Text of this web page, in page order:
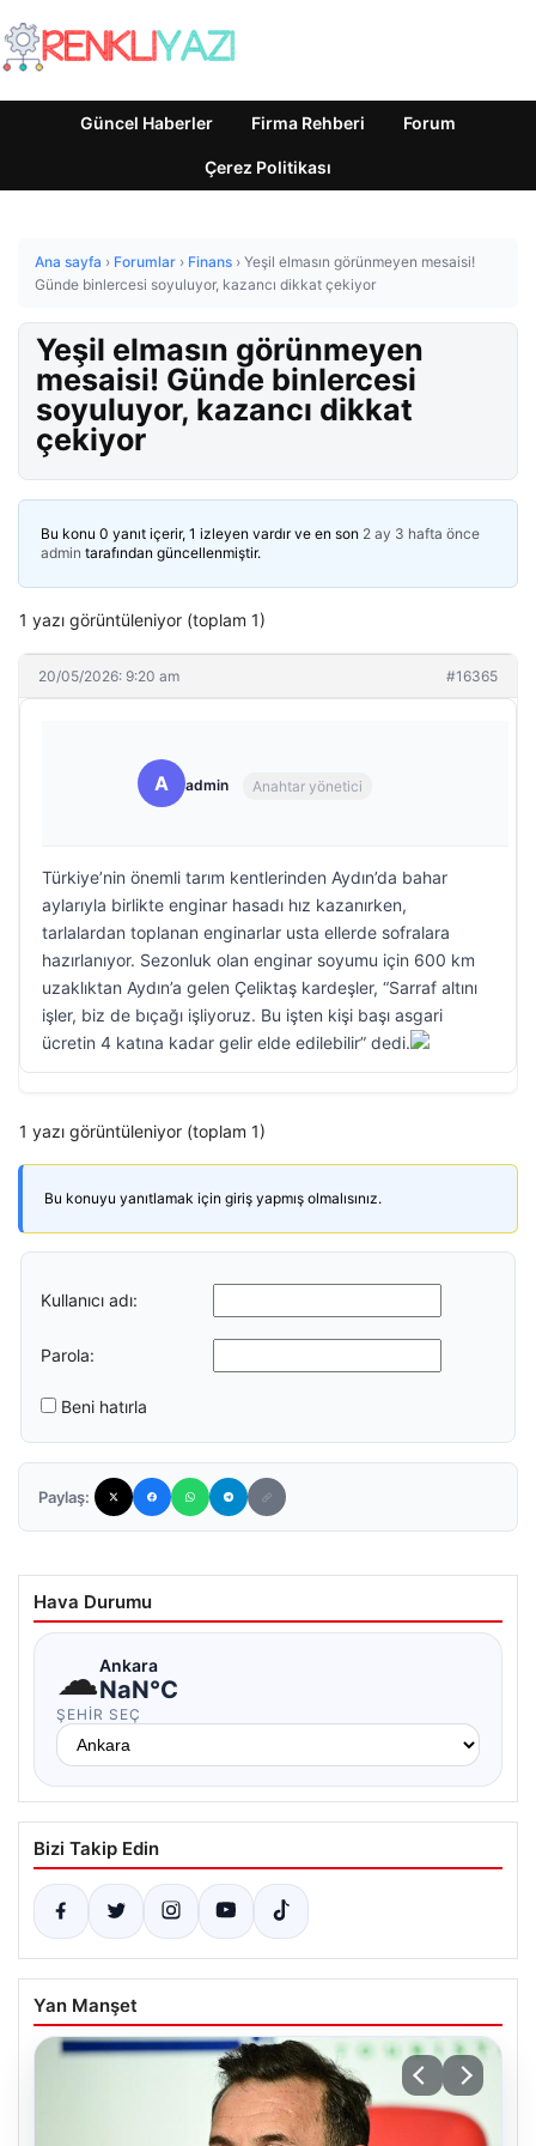
Güncel Haberler Firma Rehberi Forum
Çerez Politikası
Ana sayfa › Forumlar › Finans › Yeşil elmasın görünmeyen mesaisi!
Günde binlercesi soyuluyor, kazancı dikkat çekiyor
Yeşil elmasın görünmeyen
mesaisi! Günde binlercesi
soyuluyor, kazancı dikkat
çekiyor
Bu konu 0 yanıt içerir, 1 izleyen vardır ve en son 2 ay 3 hafta önce
admin tarafından güncellenmiştir.
1 yazı görüntüleniyor (toplam 1)
20/05/2026: 9:20 am #16365
A admin Anahtar yönetici
Türkiye’nin önemli tarım kentlerinden Aydın’da bahar
aylarıyla birlikte enginar hasadı hız kazanırken,
tarlalardan toplanan enginarlar usta ellerde sofralara
hazırlanıyor. Sezonluk olan enginar soyumu için 600 km
uzaklıktan Aydın’a gelen Çeliktaş kardeşler, “Sarraf altını
işler, biz de bıçağı işliyoruz. Bu işten kişi başı asgari
ücretin 4 katına kadar gelir elde edilebilir” dedi.
1 yazı görüntüleniyor (toplam 1)
Bu konuyu yanıtlamak için giriş yapmış olmalısınız.
Kullanıcı adı:
Parola:
Beni hatırla
Paylaş:
Hava Durumu
☁Ankara
NaN°C
ŞEHIR SEÇ
Bizi Takip Edin
Yan Manşet